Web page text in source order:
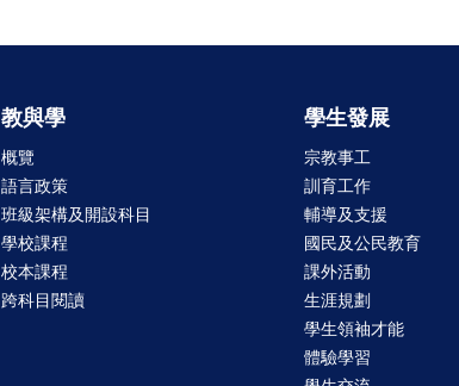
教與學
概覽
語言政策
班級架構及開設科目
學校課程
校本課程
跨科目閱讀
學生發展
宗教事工
訓育工作
輔導及支援
國民及公民教育
課外活動
生涯規劃
學生領袖才能
體驗學習